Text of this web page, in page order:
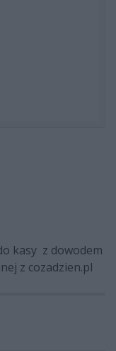
kasy z dowodem
z cozadzien.pl